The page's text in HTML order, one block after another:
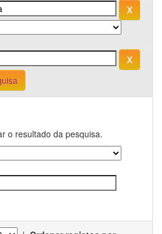
o resultado da pesquisa.